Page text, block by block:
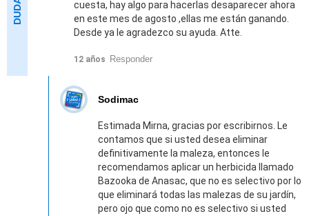
cuesta, hay algo para hacerlas desaparecer ahora
en este mes de agosto ,ellas me están ganando.
Desde ya le agradezco su ayuda. Atte.
12 años Responder
Sodimac
Estimada Mirna, gracias por escribirnos. Le
contamos que si usted desea eliminar
definitivamente la maleza, entonces le
recomendamos aplicar un herbicida llamado
Bazooka de Anasac, que no es selectivo por lo
que eliminará todas las malezas de su jardín,
pero ojo que como no es selectivo si usted